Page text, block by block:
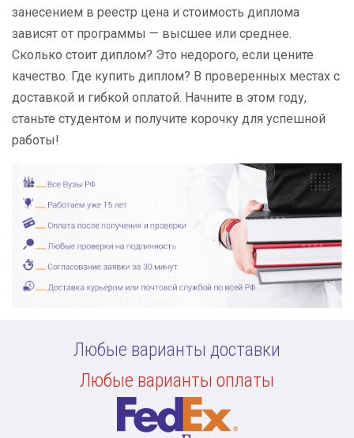
занесением в реестр цена и стоимость диплома
зависят от программы — высшее или среднее.
Сколько стоит диплом? Это недорого, если цените
качество. Где купить диплом? В проверенных местах с
доставкой и гибкой оплатой. Начните в этом году,
станьте студентом и получите корочку для успешной
работы!
Любые варианты доставки
Любые варианты оплаты